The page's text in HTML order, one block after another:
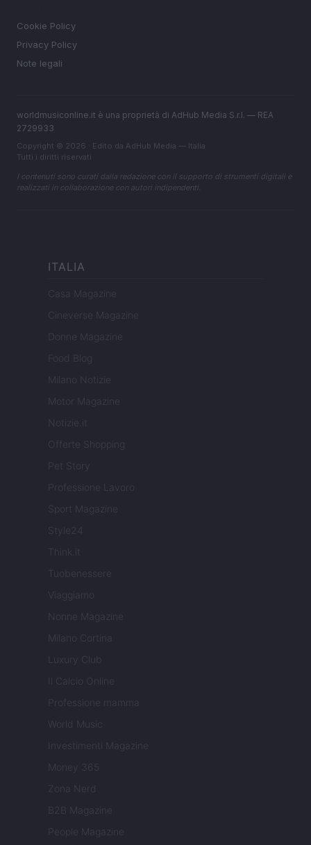
Cookie Policy
Privacy Policy
Note legali
worldmusiconline.it è una proprietà di AdHub Media S.r.l. — REA
2729933
Copyright © 2026 · Edito da AdHub Media — Italia
Tutti i diritti riservati
I contenuti sono curati dalla redazione con il supporto di strumenti digitali e
realizzati in collaborazione con autori indipendenti.
ITALIA
Casa Magazine
Cineverse Magazine
Donne Magazine
Food Blog
Milano Notizie
Motor Magazine
Notizie.it
Offerte Shopping
Pet Story
Professione Lavoro
Sport Magazine
Style24
Think.it
Tuobenessere
Viaggiamo
Nonne Magazine
Milano Cortina
Luxury Club
Il Calcio Online
Professione mamma
World Music
Investimenti Magazine
Money 365
Zona Nerd
B2B Magazine
People Magazine